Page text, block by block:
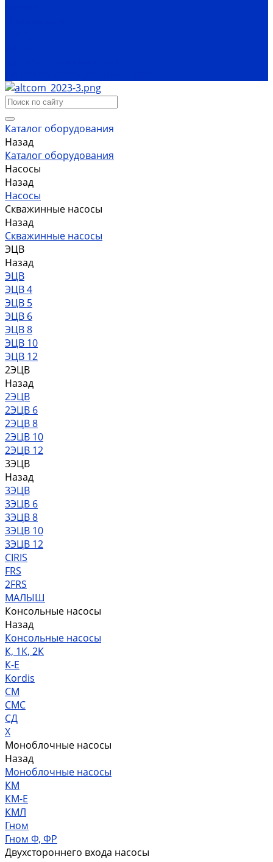
Каталог оборудования
Назад
Каталог оборудования
Насосы
Назад
Насосы
Скважинные насосы
Назад
Скважинные насосы
ЭЦВ
Назад
ЭЦВ
ЭЦВ 4
ЭЦВ 5
ЭЦВ 6
ЭЦВ 8
ЭЦВ 10
ЭЦВ 12
2ЭЦВ
Назад
2ЭЦВ
2ЭЦВ 6
2ЭЦВ 8
2ЭЦВ 10
2ЭЦВ 12
3ЭЦВ
Назад
3ЭЦВ
3ЭЦВ 6
3ЭЦВ 8
3ЭЦВ 10
3ЭЦВ 12
CIRIS
FRS
2FRS
МАЛЫШ
Консольные насосы
Назад
Консольные насосы
К, 1К, 2К
К-Е
Kordis
СМ
СМС
СД
Х
Моноблочные насосы
Назад
Моноблочные насосы
КМ
КМ-Е
КМЛ
Гном
Гном Ф, ФР
Двухстороннего входа насосы